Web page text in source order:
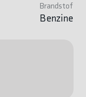
Brandstof
Benzine